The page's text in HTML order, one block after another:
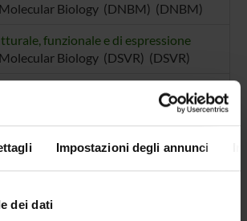
Impostazioni degli annunci
dei dati
Biology (DNBM) (DNBM)
funzionale e di espressione
Biology (DSVR) (DSVR)
Biology (DSVR)